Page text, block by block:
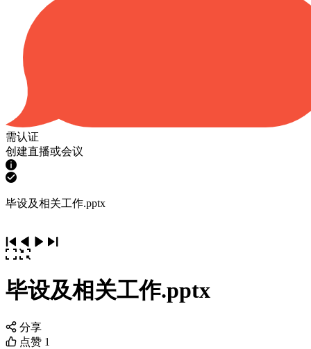
需认证
创建直播或会议
毕设及相关工作.pptx
毕设及相关工作.pptx
分享
点赞 1